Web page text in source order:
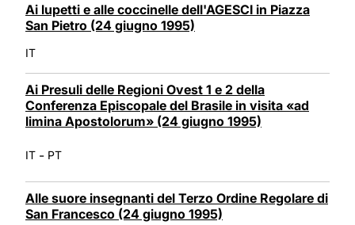
Ai lupetti e alle coccinelle dell'AGESCI in Piazza
San Pietro (24 giugno 1995)
IT
Ai Presuli delle Regioni Ovest 1 e 2 della
Conferenza Episcopale del Brasile in visita «ad
limina Apostolorum» (24 giugno 1995)
IT - PT
Alle suore insegnanti del Terzo Ordine Regolare di
San Francesco (24 giugno 1995)